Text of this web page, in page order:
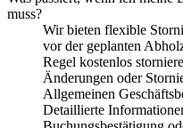
muss?
Wir bieten flexible
vor der geplanten
Regel kostenlos
Änderungen oder
Allgemeinen
Detaillierte